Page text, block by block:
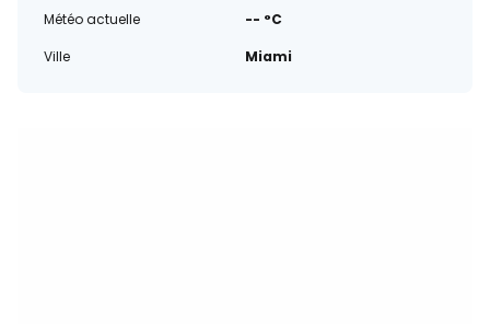
Météo actuelle
-- °C
Ville
Miami